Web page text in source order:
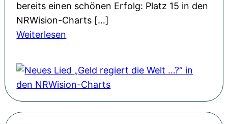
m
a
n
a
t
u
n
g
„
bereits einen schönen Erfolg: Platz 15 in den
NRWision-Charts […]
Weiterlesen
u
e